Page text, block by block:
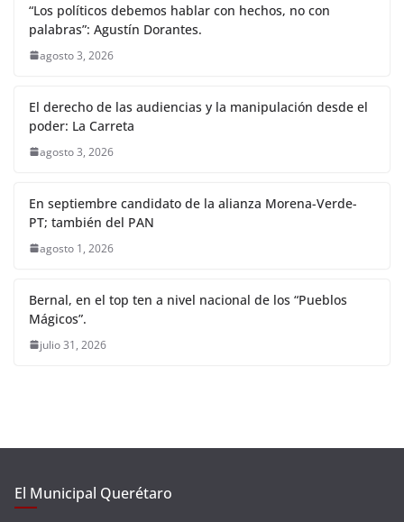
“Los políticos debemos hablar con hechos, no con
palabras”: Agustín Dorantes.
agosto 3, 2026
El derecho de las audiencias y la manipulación desde el
poder: La Carreta
agosto 3, 2026
En septiembre candidato de la alianza Morena-Verde-
PT; también del PAN
agosto 1, 2026
Bernal, en el top ten a nivel nacional de los “Pueblos
Mágicos”.
julio 31, 2026
El Municipal Querétaro